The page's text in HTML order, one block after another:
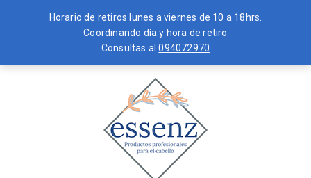
Horario de retiros lunes a viernes de 10 a 18hrs.
Coordinando día y hora de retiro
Consultas al094072970
to